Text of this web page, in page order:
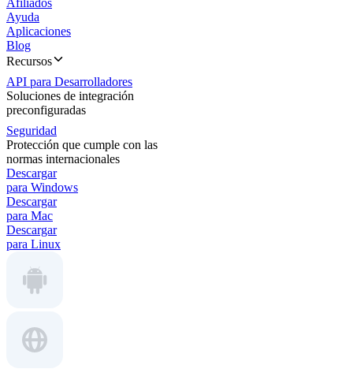
Afiliados
Ayuda
Aplicaciones
Blog
Recursos
API para Desarrolladores
Soluciones de integración
preconfiguradas
Seguridad
Protección que cumple con las
normas internacionales
Descargar
para Windows
Descargar
para Mac
Descargar
para Linux